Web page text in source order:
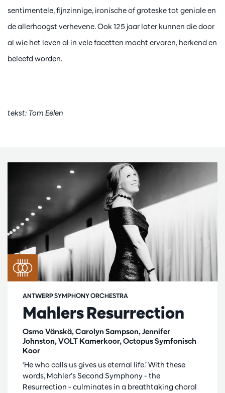
sentimentele, fijnzinnige, ironische of groteske tot geniale en
de allerhoogst verhevene. Ook 125 jaar later kunnen die door
al wie het leven al in vele facetten mocht ervaren, herkend en
beleefd worden.
tekst: Tom Eelen
Mahlers Resurrection
Osmo Vänskä, Carolyn Sampson, Jennifer
Johnston, VOLT Kamerkoor, Octopus Symfonisch
Koor
ANTWERP SYMPHONY ORCHESTRA
‘He who calls us gives us eternal life.’ With these
words, Mahler’s Second Symphony – the
Resurrection – culminates in a breathtaking choral